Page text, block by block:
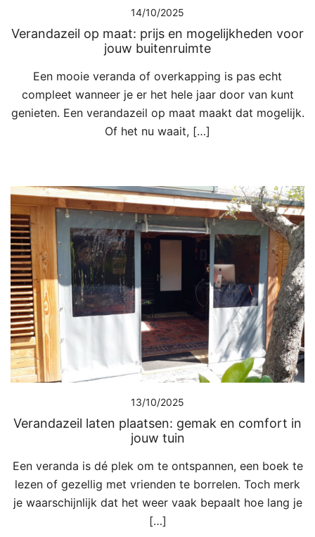
14/10/2025
Verandazeil op maat: prijs en mogelijkheden voor
jouw buitenruimte
Een mooie veranda of overkapping is pas echt
compleet wanneer je er het hele jaar door van kunt
genieten. Een verandazeil op maat maakt dat mogelijk.
Of het nu waait, […]
13/10/2025
Verandazeil laten plaatsen: gemak en comfort in
jouw tuin
Een veranda is dé plek om te ontspannen, een boek te
lezen of gezellig met vrienden te borrelen. Toch merk
je waarschijnlijk dat het weer vaak bepaalt hoe lang je
[…]